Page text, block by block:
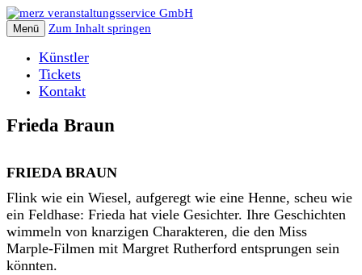
Menü Zum Inhalt springen
Künstler
Tickets
Kontakt
Frieda Braun
FRIEDA BRAUN
Flink wie ein Wiesel, aufgeregt wie eine Henne, scheu wie
ein Feldhase: Frieda hat viele Gesichter. Ihre Geschichten
wimmeln von knarzigen Charakteren, die den Miss
Marple-Filmen mit Margret Rutherford entsprungen sein
könnten.